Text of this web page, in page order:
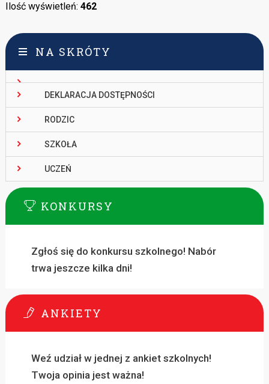
Ilość wyświetleń: 462
NA SKRÓTY
DEKLARACJA DOSTĘPNOŚCI
RODZIC
SZKOŁA
UCZEŃ
KONKURSY
Zgłoś się do konkursu szkolnego! Nabór
trwa jeszcze kilka dni!
ANKIETY
Weź udział w jednej z ankiet szkolnych!
Twoja opinia jest ważna!